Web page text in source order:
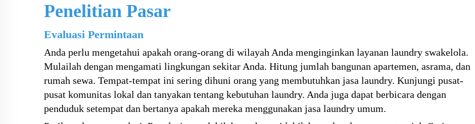
Penelitian Pasar
Evaluasi Permintaan
Anda perlu mengetahui apakah orang-orang di wilayah Anda menginginkan layanan laundry swakelola.
Mulailah dengan mengamati lingkungan sekitar Anda. Hitung jumlah bangunan apartemen, asrama, dan
rumah sewa. Tempat-tempat ini sering dihuni orang yang membutuhkan jasa laundry. Kunjungi pusat-
pusat komunitas lokal dan tanyakan tentang kebutuhan laundry. Anda juga dapat berbicara dengan
penduduk setempat dan bertanya apakah mereka menggunakan jasa laundry umum.